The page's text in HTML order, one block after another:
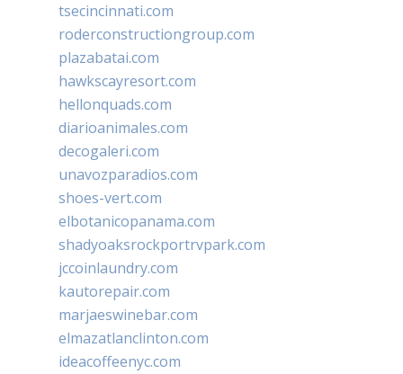
tsecincinnati.com
roderconstructiongroup.com
plazabatai.com
hawkscayresort.com
hellonquads.com
diarioanimales.com
decogaleri.com
unavozparadios.com
shoes-vert.com
elbotanicopanama.com
shadyoaksrockportrvpark.com
jccoinlaundry.com
kautorepair.com
marjaeswinebar.com
elmazatlanclinton.com
ideacoffeenyc.com